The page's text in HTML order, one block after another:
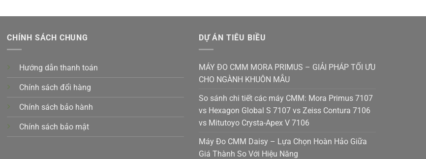
CHÍNH SÁCH CHUNG
Hướng dẫn thanh toán
Chính sách đổi hàng
Chính sách bảo hành
Chính sách bảo mật
DỰ ÁN TIÊU BIỀU
MÁY ĐO CMM MORA PRIMUS – GIẢI PHÁP TỐI ƯU
CHO NGÀNH KHUÔN MẪU
So sánh chi tiết các máy CMM: Mora Primus 7107
vs Hexagon Global S 7107 vs Zeiss Contura 7106
vs Mitutoyo Crysta-Apex V 7106
Máy Đo CMM Daisy – Lựa Chọn Hoàn Hảo Giữa
Giá Thành So Với Hiệu Năng